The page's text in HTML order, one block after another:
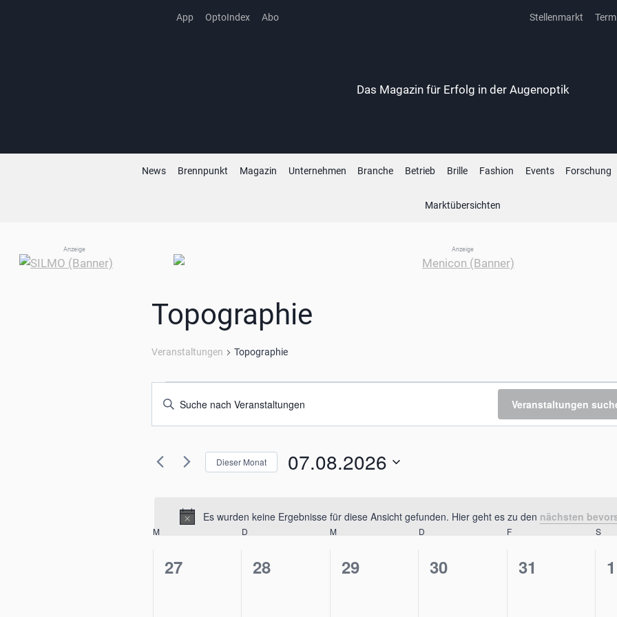
App OptoIndex Abo Stellenmarkt
Das Magazin für Erfolg in der Augenoptik
News Brennpunkt Magazin Unternehmen Branche Betrieb Brille Fashion Events Forschung
Marktübersichten
Anzeige Anzeige
Topographie
Veranstaltungen Topographie
Veranstaltungen
Hinweis
Es wurden keine Ergebnisse für diese Ansicht gefunden. Hier geht es zu den nächsten
Veranstaltungen
Suche
und
Navigation
Bitte
Suche
Schlüsselwort.
Veranstaltungen
Dieser Monat 07.08.2026
Kalender
von
M D M D F S
0
27
0
28
0
29
0
30
0
31
0
1